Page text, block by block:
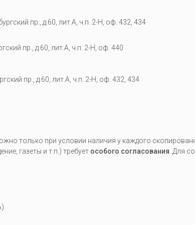
пр., д.60, лит.А, ч.п. 2-Н, оф. 432, 434
пр., д.60, лит.А, ч.п. 2-Н, оф. 440
пр., д.60, лит.А, ч.п. 2-Н, оф. 432, 434
только при условии наличия у каждого
газеты и т.п.) требует особого согласования. Для